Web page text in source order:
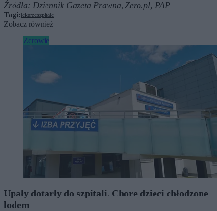
Źródła: Dziennik Gazeta Prawna, Zero.pl, PAP
Tagi: lekarzeszpitale
Zobacz również
Zdrowie
Upały dotarły do szpitali. Chore dzieci chłodzone
lodem